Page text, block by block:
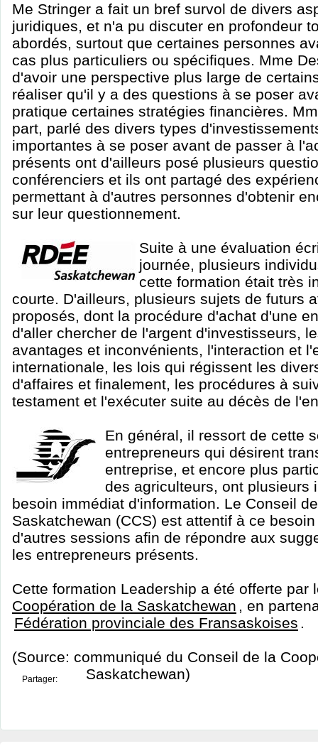
Me Stringer a fait un bref survol de divers
juridiques, et n'a pu discuter en profondeur
abordés, surtout que certaines personnes
cas plus particuliers ou spécifiques. Mme
d'avoir une perspective plus large de
réaliser qu'il y a des questions à se poser
pratique certaines stratégies financières.
part, parlé des divers types
importantes à se poser avant de passer à
présents ont d'ailleurs posé plusieurs
conférenciers et ils ont partagé des
permettant à d'autres personnes d'obtenir
sur leur questionnement.
Suite à une évaluation
journée, plusieurs
cette formation était très
courte. D'ailleurs, plusieurs sujets de futurs
proposés, dont la procédure d'achat d'une
d'aller chercher de l'argent d'investisseurs,
avantages et inconvénients, l'interaction et
internationale, les lois qui régissent les
d'affaires et finalement, les procédures à
testament et l'exécuter suite au décès de
En général, il ressort de cette
entrepreneurs qui désirent
entreprise, et encore plus
des agriculteurs, ont plusieurs
besoin immédiat d'information. Le Conseil
Saskatchewan (CCS) est attentif à ce
d'autres sessions afin de répondre aux
les entrepreneurs présents.
Cette formation Leadership a été offerte par
Coopération de la Saskatchewan , en
Fédération provinciale des Fransaskoises .
(Source: communiqué du Conseil de la
Saskatchewan)
Partager: